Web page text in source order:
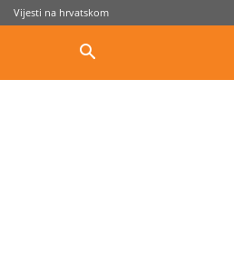
Vijesti na hrvatskom